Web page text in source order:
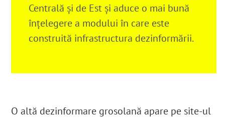
Centrală și de Est și aduce o mai bună
înțelegere a modului în care este
construită infrastructura dezinformării.
O altă dezinformare grosolană apare pe site-ul